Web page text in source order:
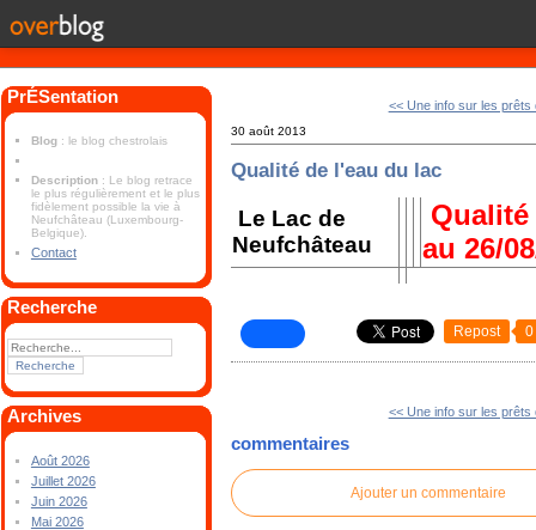
PrÉSentation
Blog : le blog chestrolais
Description : Le blog retrace
le plus régulièrement et le plus
fidèlement possible la vie à
Neufchâteau (Luxembourg-
Belgique).
Contact
Recherche
Archives
Août 2026
Juillet 2026
Juin 2026
Mai 2026
<< Une info sur les prêts
30 août 2013
Qualité de l'eau du lac
Le Lac de
Neufchâteau
au 26/
Repost 0
<< Une info sur les prêts
commentaires
Ajouter un commentaire